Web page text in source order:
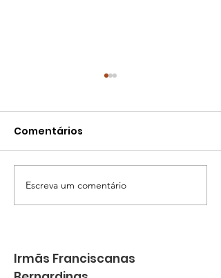
Quando o amor se faz
missão
Comentários
Escreva um comentário
Irmãs Franciscanas